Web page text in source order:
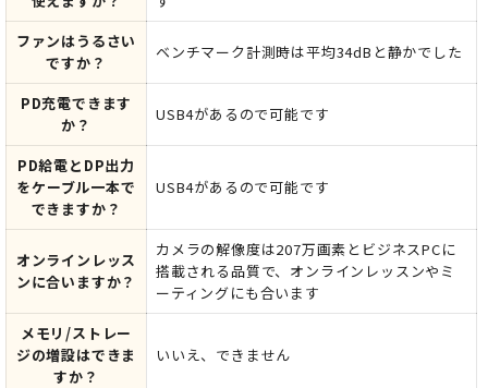
ファンはうるさい
ですか？
ベンチマーク計測時は平均34dBと静かでした
PD充電できます
か？
USB4があるので可能です
PD給電とDP出力
をケーブル一本で
できますか？
USB4があるので可能です
オンラインレッス
ンに合いますか？
カメラの解像度は207万画素とビジネスPCに
搭載される品質で、オンラインレッスンやミ
ーティングにも合います
メモリ/ストレー
ジの増設はできま
すか？
いいえ、できません